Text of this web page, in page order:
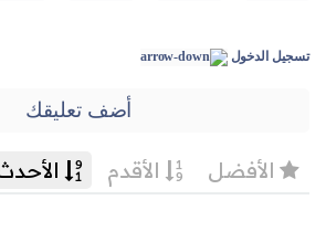
تسجيل الدخول
أضف تعليقك